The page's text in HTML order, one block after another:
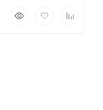
БыстрыйДобавитьДобавить